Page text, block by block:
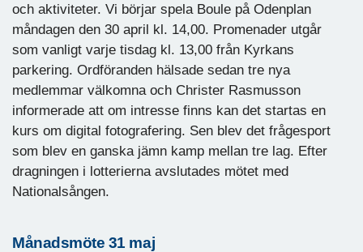
och aktiviteter. Vi börjar spela Boule på Odenplan
måndagen den 30 april kl. 14,00. Promenader utgår
som vanligt varje tisdag kl. 13,00 från Kyrkans
parkering. Ordföranden hälsade sedan tre nya
medlemmar välkomna och Christer Rasmusson
informerade att om intresse finns kan det startas en
kurs om digital fotografering. Sen blev det frågesport
som blev en ganska jämn kamp mellan tre lag. Efter
dragningen i lotterierna avslutades mötet med
Nationalsången.
Månadsmöte 31 maj